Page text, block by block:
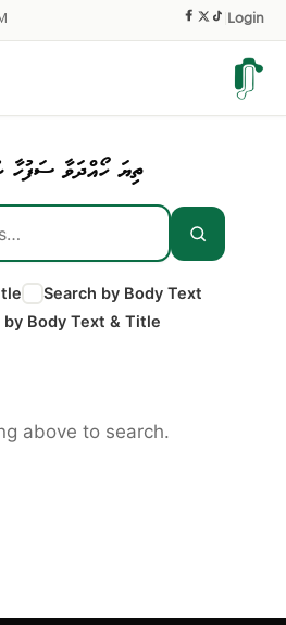
Login
ތިޔަ ހޯއްދަވާ ސަފުހާ
Search by Body Text
by Body Text & Title
above to search.